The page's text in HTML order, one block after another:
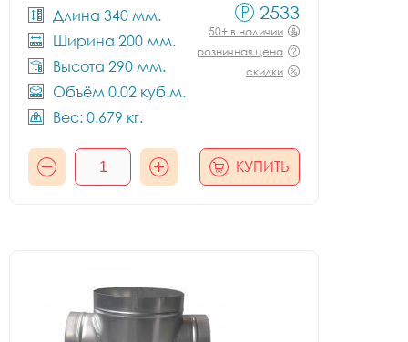
Длина 340 мм.
Ширина 200 мм.
Высота 290 мм.
Объём 0.02 куб.м.
Вес: 0.679 кг.
2533
50+ в наличии
розничная цена
скидки
КУПИТЬ